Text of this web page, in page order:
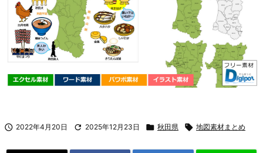
 2022年4月20日  2025年12月23日  秋田県  地図素材まとめ